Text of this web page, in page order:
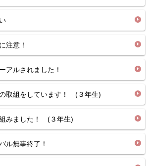
注意！
アルされました！
取組をしています！ (３年生)
みました！ (３年生)
ル無事終了！